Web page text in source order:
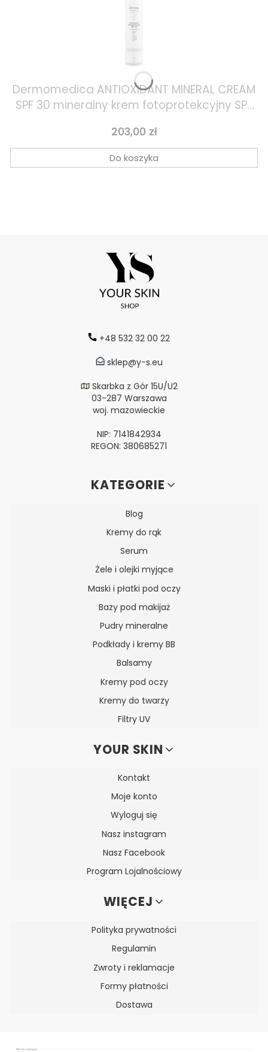
Dermomedica ANTIOXIDANT MINERAL CREAM
SPF 30 mineralny krem fotoprotekcyjny SPF
Cena
203,00 zł
Do koszyka
+48 532 32 00 22
sklep@y-s.eu
Skarbka z Gór 15U/U2
03-287 Warszawa
woj. mazowieckie
NIP: 7141842934
REGON: 380685271
Linki w stopceKATEGORIE
Blog
Kremy do rąk
Serum
Żele i olejki myjące
Maski i płatki pod oczy
Bazy pod makijaż
Pudry mineralne
Podkłady i kremy BB
Balsamy
Kremy pod oczy
Kremy do twarzy
Filtry UV
YOUR SKIN
Kontakt
Moje konto
Wyloguj się
Nasz instagram
Nasz Facebook
Program Lojalnościowy
WIĘCEJ
Polityka prywatności
Regulamin
Zwroty i reklamacje
Formy płatności
Dostawa